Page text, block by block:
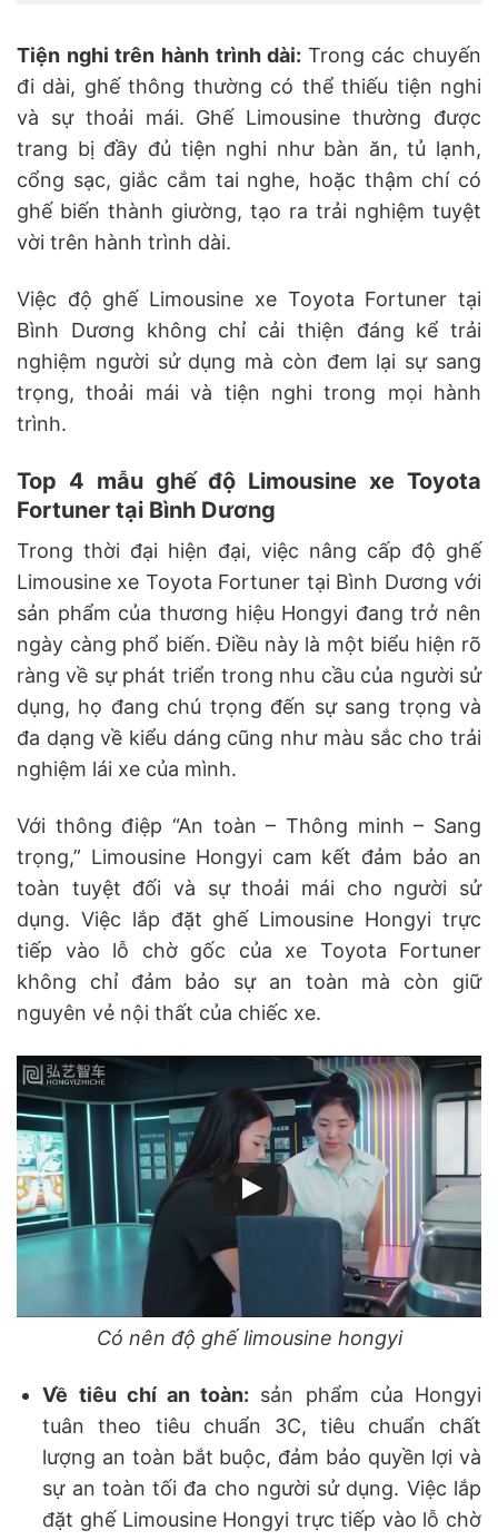
Tiện nghi trên hành trình dài: Trong các chuyến
đi dài, ghế thông thường có thể thiếu tiện nghi
và sự thoải mái. Ghế Limousine thường được
trang bị đầy đủ tiện nghi như bàn ăn, tủ lạnh,
cổng sạc, giắc cắm tai nghe, hoặc thậm chí có
ghế biến thành giường, tạo ra trải nghiệm tuyệt
vời trên hành trình dài.
Việc độ ghế Limousine xe Toyota Fortuner tại
Bình Dương không chỉ cải thiện đáng kể trải
nghiệm người sử dụng mà còn đem lại sự sang
trọng, thoải mái và tiện nghi trong mọi hành
trình.
Top 4 mẫu ghế độ Limousine xe Toyota
Fortuner tại Bình Dương
Trong thời đại hiện đại, việc nâng cấp độ ghế
Limousine xe Toyota Fortuner tại Bình Dương với
sản phẩm của thương hiệu Hongyi đang trở nên
ngày càng phổ biến. Điều này là một biểu hiện rõ
ràng về sự phát triển trong nhu cầu của người sử
dụng, họ đang chú trọng đến sự sang trọng và
đa dạng về kiểu dáng cũng như màu sắc cho trải
nghiệm lái xe của mình.
Với thông điệp “An toàn – Thông minh – Sang
trọng,” Limousine Hongyi cam kết đảm bảo an
toàn tuyệt đối và sự thoải mái cho người sử
dụng. Việc lắp đặt ghế Limousine Hongyi trực
tiếp vào lỗ chờ gốc của xe Toyota Fortuner
không chỉ đảm bảo sự an toàn mà còn giữ
nguyên vẻ nội thất của chiếc xe.
Có nên độ ghế limousine hongyi
Về tiêu chí an toàn: sản phẩm của Hongyi
tuân theo tiêu chuẩn 3C, tiêu chuẩn chất
lượng an toàn bắt buộc, đảm bảo quyền lợi và
sự an toàn tối đa cho người sử dụng. Việc lắp
đặt ghế Limousine Hongyi trực tiếp vào lỗ chờ